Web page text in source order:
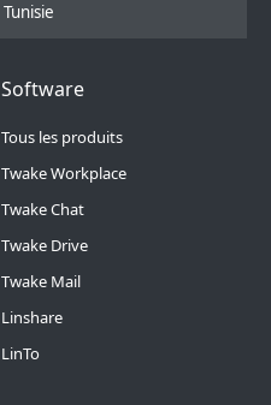
Tunisie
Footer Menu 1
Software
Tous les produits
Twake Workplace
Twake Chat
Twake Drive
Twake Mail
Linshare
LinTo